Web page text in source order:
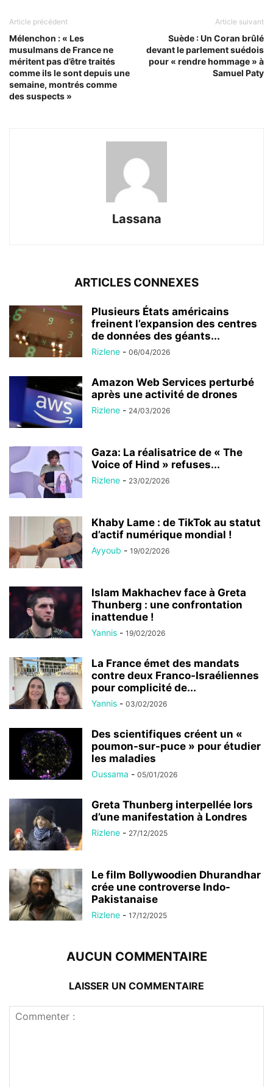
Article précédent
Mélenchon : « Les
musulmans de France ne
méritent pas d’être traités
comme ils le sont depuis une
semaine, montrés comme
des suspects »
Article suivant
Suède : Un Coran brûlé
devant le parlement suédois
pour « rendre hommage » à
Samuel Paty
Lassana
ARTICLES CONNEXES
Plusieurs États américains
freinent l’expansion des centres
de données des géants...
Rizlene - 06/04/2026
Amazon Web Services perturbé
après une activité de drones
Rizlene - 24/03/2026
Gaza: La réalisatrice de « The
Voice of Hind » refuses...
Rizlene - 23/02/2026
Khaby Lame : de TikTok au statut
d’actif numérique mondial !
Ayyoub - 19/02/2026
Islam Makhachev face à Greta
Thunberg : une confrontation
inattendue !
Yannis - 19/02/2026
La France émet des mandats
contre deux Franco-Israéliennes
pour complicité de...
Yannis - 03/02/2026
Des scientifiques créent un «
poumon-sur-puce » pour étudier
les maladies
Oussama - 05/01/2026
Greta Thunberg interpellée lors
d’une manifestation à Londres
Rizlene - 27/12/2025
Le film Bollywoodien Dhurandhar
crée une controverse Indo-
Pakistanaise
Rizlene - 17/12/2025
AUCUN COMMENTAIRE
LAISSER UN COMMENTAIRE